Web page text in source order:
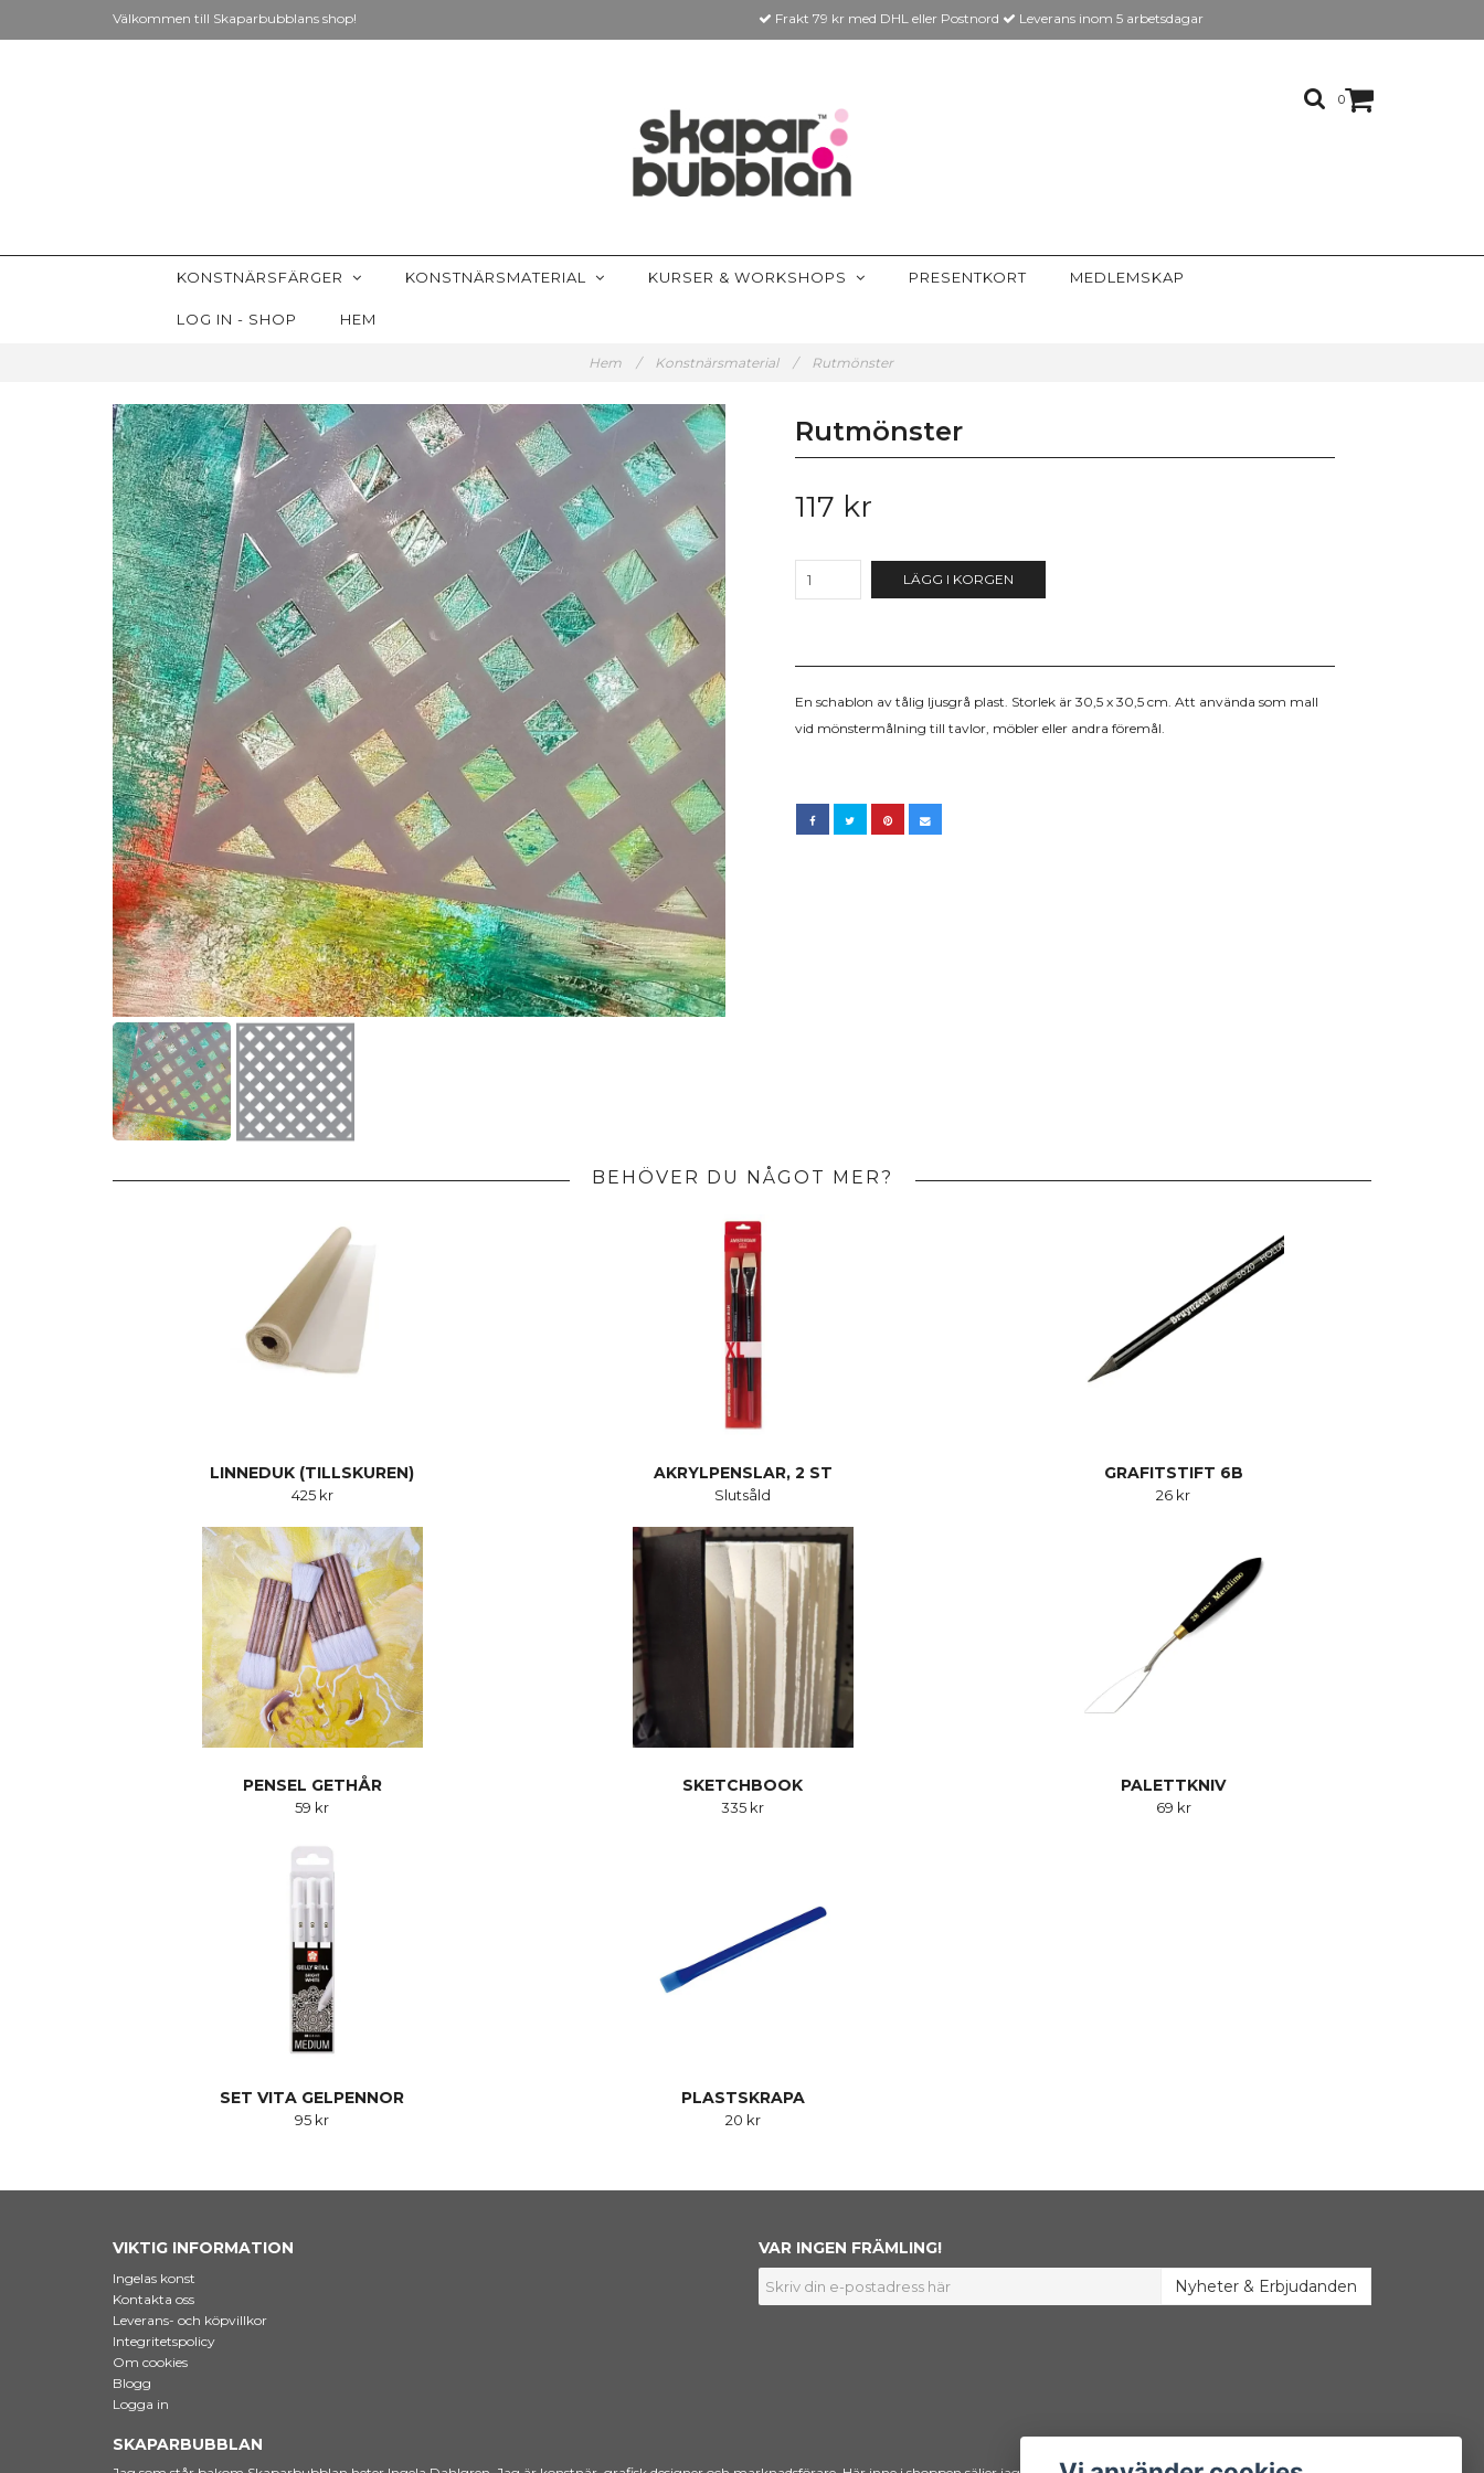
Välkommen till Skaparbubblans shop! Frakt 79 kr med DHL eller Postnord Leverans inom 5 arbetsdagar
0
KONSTNÄRSFÄRGER KONSTNÄRSMATERIAL KURSER & WORKSHOPS PRESENTKORT MEDLEMSKAP
LOG IN - SHOP HEM
Hem / Konstnärsmaterial / Rutmönster
Rutmönster
117 kr
LÄGG I KORGEN
En schablon av tålig ljusgrå plast. Storlek är 30,5 x 30,5 cm. Att använda som mall
vid mönstermålning till tavlor, möbler eller andra föremål.
BEHÖVER DU NÅGOT MER?
LINNEDUK (TILLSKUREN)
425 kr
AKRYLPENSLAR, 2 ST
Slutsåld
GRAFITSTIFT 6B
26 kr
PENSEL GETHÅR
59 kr
SKETCHBOOK
335 kr
PALETTKNIV
69 kr
SET VITA GELPENNOR
95 kr
PLASTSKRAPA
20 kr
VIKTIG INFORMATION
Ingelas konst
Kontakta oss
Leverans- och köpvillkor
Integritetspolicy
Om cookies
Blogg
Logga in
VAR INGEN FRÄMLING!
Nyheter & Erbjudanden
SKAPARBUBBLAN